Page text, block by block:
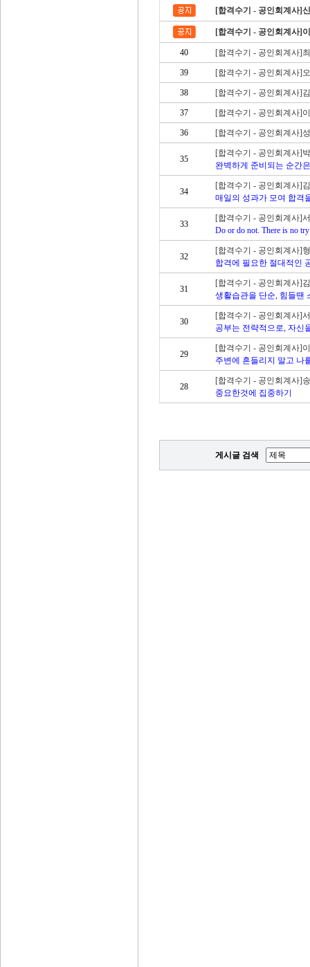
[합격수기 - 공인회계사]
[합격수기 - 공인회계사]
40 [합격수기 - 공인회계사]
39 [합격수기 - 공인회계사]
38 [합격수기 - 공인회계사]
37 [합격수기 - 공인회계사]
36 [합격수기 - 공인회계사]
35
[합격수기 - 공인회계사]
완벽하게 준비되는 순간
34
[합격수기 - 공인회계사]
매일의 성과가 모여 합격
33
[합격수기 - 공인회계사]
Do or do not. There is no try
32
[합격수기 - 공인회계사]
합격에 필요한 절대적인
31
[합격수기 - 공인회계사]
생활습관을 단순, 힘들땐
30
[합격수기 - 공인회계사]
공부는 전략적으로, 자신
29
[합격수기 - 공인회계사]
주변에 흔들리지 말고 나
28
[합격수기 - 공인회계사]
중요한것에 집중하기
게시글 검색